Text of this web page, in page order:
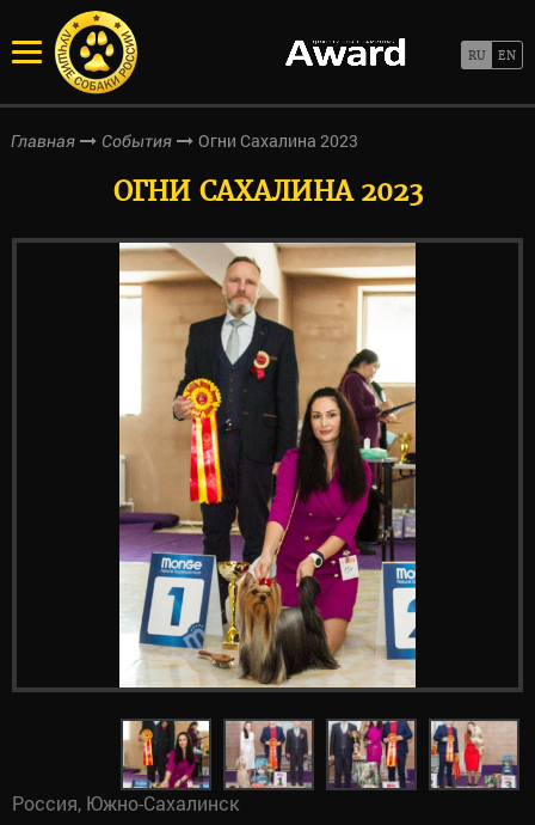
Главная События Огни Сахалина 2023
ОГНИ САХАЛИНА 2023
Россия, Южно-Сахалинск